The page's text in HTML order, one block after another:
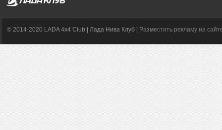
© 2014-2020 LADA 4x4 Club | Лада Нива Клуб | Разместить рекламу на